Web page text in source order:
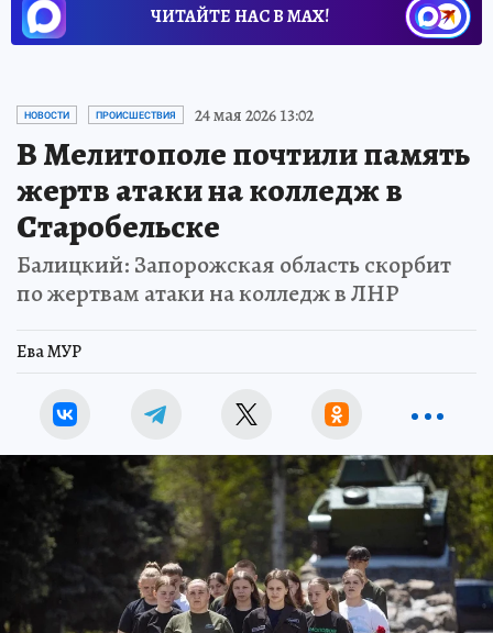
ЧИТАЙТЕ НАС В МАХ!
НОВОСТИ ПРОИСШЕСТВИЯ 24 мая 2026 13:02
В Мелитополе почтили память
жертв атаки на колледж в
Старобельске
Балицкий: Запорожская область скорбит
по жертвам атаки на колледж в ЛНР
Ева МУР